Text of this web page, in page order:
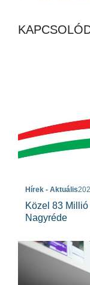
Hírek - Aktuális
Közel 83
Nagyréde